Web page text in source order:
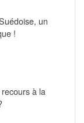
un
!
à la